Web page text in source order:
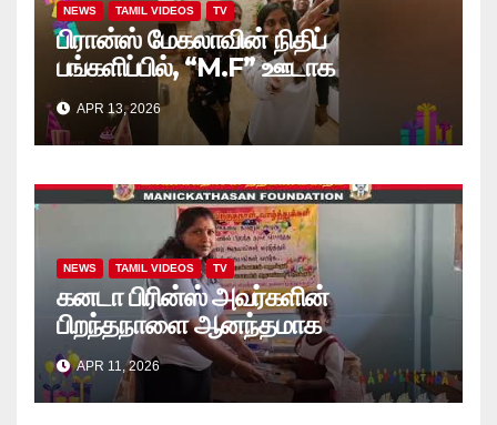
NEWS TAMIL VIDEOS TV
பிரான்ஸ் மேகலாவின் நிதிப்
பங்களிப்பில், “M.F” ஊடாக
“கற்றலுக்கான அப்பியாசக்
கொப்பிகள்” வழங்கல் வீடியோ
APR 13, 2026
NEWS TAMIL VIDEOS TV
கனடா பிரின்ஸ் அவர்களின்
பிறந்தநாளை ஆனந்தமாக
கொண்டாடினார்கள் தாயக உறவுகள்..
(வீடியோ)
APR 11, 2026